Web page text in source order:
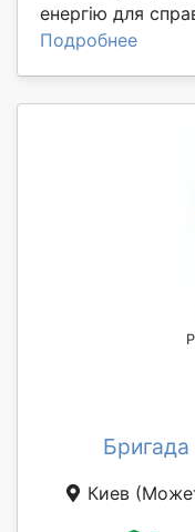
енергію для
Подробнее
Бригада
Киев